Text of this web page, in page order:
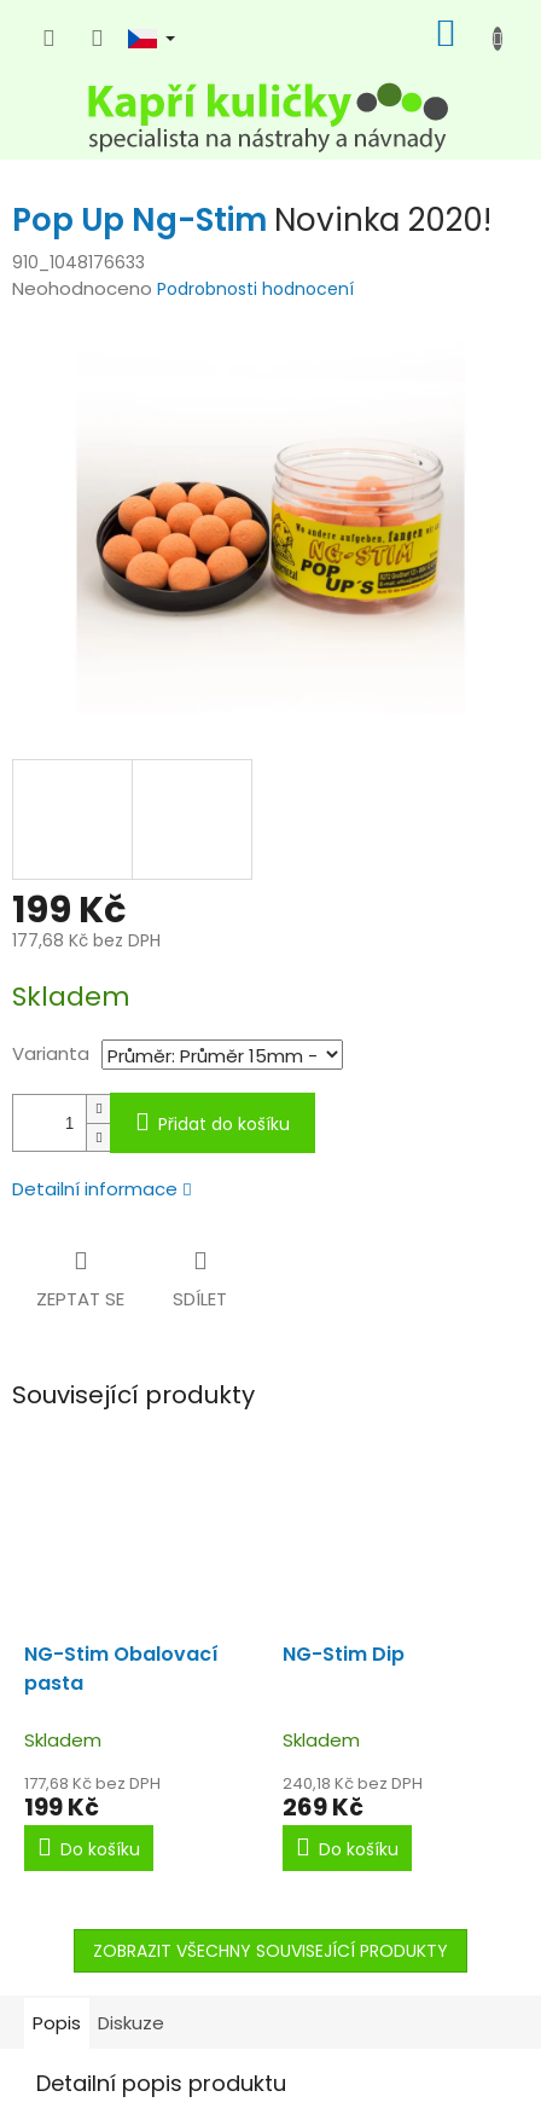
KOŠÍK
Pop Up Ng-Stim Novinka 2020!
910_1048176633
Průměrné
Neohodnoceno Podrobnosti hodnocení
199 Kč
177,68 Kč bez DPH
cena:
Skladem
Varianta
Přidat do košíku
Detailní informace
ZEPTAT SE SDÍLET
Související produkty
NG-Stim Obalovací
pasta
Skladem
177,68 Kč bez DPH
199 Kč
Do košíku
NG-Stim Dip
Skladem
240,18 Kč bez DPH
269 Kč
Do košíku
ZOBRAZIT VŠECHNY SOUVISEJÍCÍ PRODUKTY
Popis Diskuze
Detailní popis produktu